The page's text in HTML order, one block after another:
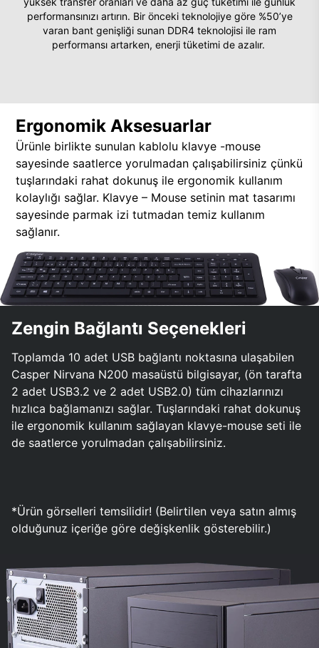
performansınızı artırın. Bir önceki teknolojiye göre %50’ye
varan bant genişliği sunan DDR4 teknolojisi ile ram
performansı artarken, enerji tüketimi de azalır.
Ergonomik Aksesuarlar
Ürünle birlikte sunulan kablolu klavye -mouse
sayesinde saatlerce yorulmadan çalışabilirsiniz çünkü
tuşlarındaki rahat dokunuş ile ergonomik kullanım
kolaylığı sağlar. Klavye – Mouse setinin mat tasarımı
sayesinde parmak izi tutmadan temiz kullanım
sağlanır.
Zengin Bağlantı Seçenekleri
Toplamda 10 adet USB bağlantı noktasına ulaşabilen
Casper Nirvana N200 masaüstü bilgisayar, (ön tarafta
2 adet USB3.2 ve 2 adet USB2.0) tüm cihazlarınızı
hızlıca bağlamanızı sağlar. Tuşlarındaki rahat dokunuş
ile ergonomik kullanım sağlayan klavye-mouse seti ile
de saatlerce yorulmadan çalışabilirsiniz.
*Ürün görselleri temsilidir! (Belirtilen veya satın almış
olduğunuz içeriğe göre değişkenlik gösterebilir.)